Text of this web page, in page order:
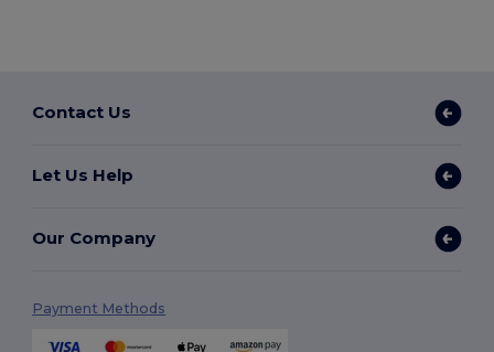
Contact Us
Let Us Help
Our Company
Payment Methods